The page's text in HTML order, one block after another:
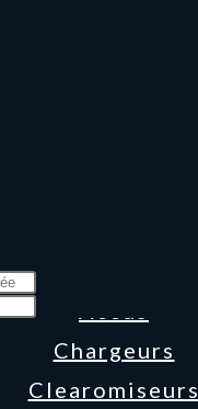
Chargeurs
Clearomiseurs